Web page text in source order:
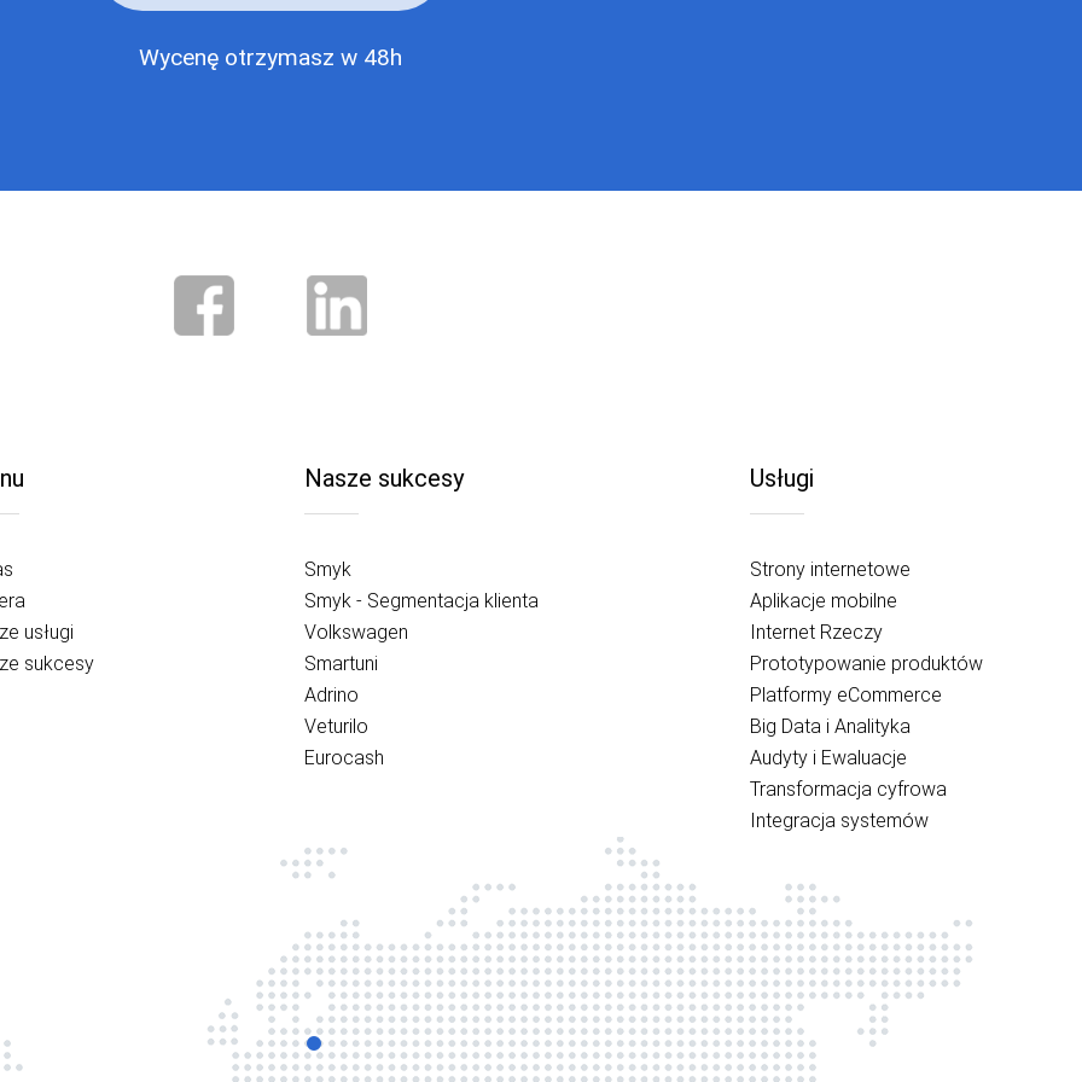
Wycenę otrzymasz w 48h
usługi
sukcesy
Nasze sukcesy
Smyk
Smyk - Segmentacja klienta
Volkswagen
Smartuni
Adrino
Veturilo
Eurocash
Usługi
Strony internetowe
Aplikacje mobilne
Internet Rzeczy
Prototypowanie produktów
Platformy eCommerce
Big Data i Analityka
Audyty i Ewaluacje
Transformacja cyfrowa
Integracja systemów